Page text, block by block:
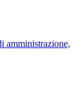
amministrazione,